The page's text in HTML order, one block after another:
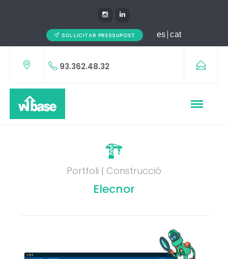
SOL·LICITAR PRESSUPOST es cat
93.362.48.32
Portfoli | Construcció
Elecnor